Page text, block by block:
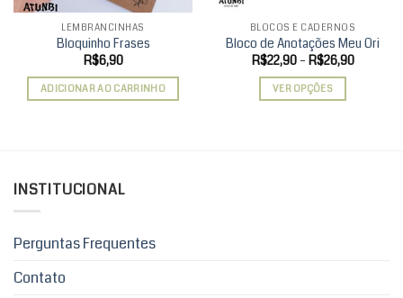
LEMBRANCINHAS
Bloquinho Frases
R$6,90
ADICIONAR AO CARRINHO
BLOCOS E CADERNOS
Bloco de Anotações Meu Ori
R$22,90 – R$26,90Faixa
VER OPÇÕES
INSTITUCIONAL
Perguntas Frequentes
Contato